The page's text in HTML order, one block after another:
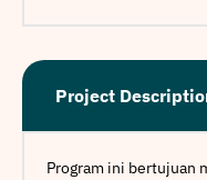
Project
Program ini bertujuan